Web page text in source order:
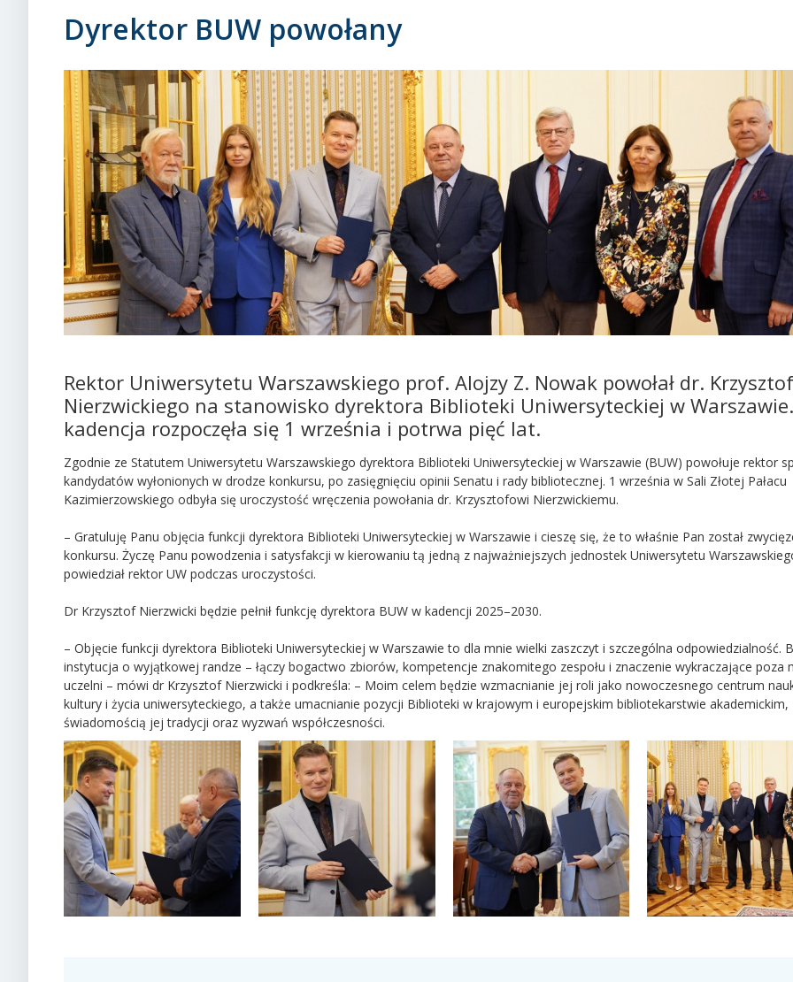
Dyrektor BUW powołany
Rektor Uniwersytetu Warszawskiego prof. Alojzy Z. Nowak powołał dr.
Nierzwickiego na stanowisko dyrektora Biblioteki Uniwersyteckiej w
kadencja rozpoczęła się 1 września i potrwa pięć lat.
Zgodnie ze Statutem Uniwersytetu Warszawskiego dyrektora Biblioteki Uniwersyteckiej w Warszawie (BUW) powołuje rektor
kandydatów wyłonionych w drodze konkursu, po zasięgnięciu opinii Senatu i rady bibliotecznej. 1 września w Sali Złotej Pałacu
Kazimierzowskiego odbyła się uroczystość wręczenia powołania dr. Krzysztofowi Nierzwickiemu.
– Gratuluję Panu objęcia funkcji dyrektora Biblioteki Uniwersyteckiej w Warszawie i cieszę się, że to właśnie Pan został
konkursu. Życzę Panu powodzenia i satysfakcji w kierowaniu tą jedną z najważniejszych jednostek Uniwersytetu
powiedział rektor UW podczas uroczystości.
Dr Krzysztof Nierzwicki będzie pełnił funkcję dyrektora BUW w kadencji 2025–2030.
– Objęcie funkcji dyrektora Biblioteki Uniwersyteckiej w Warszawie to dla mnie wielki zaszczyt i szczególna odpowiedzialność.
instytucja o wyjątkowej randze – łączy bogactwo zbiorów, kompetencje znakomitego zespołu i znaczenie wykraczające poza
uczelni – mówi dr Krzysztof Nierzwicki i podkreśla: – Moim celem będzie wzmacnianie jej roli jako nowoczesnego centrum
kultury i życia uniwersyteckiego, a także umacnianie pozycji Biblioteki w krajowym i europejskim bibliotekarstwie akademickim,
świadomością jej tradycji oraz wyzwań współczesności.